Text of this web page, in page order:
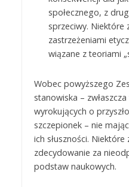
społecznego, z
sprzeciwy. Niektóre
zastrzeżeniami
wiązane z teoriami
Wobec powyższego
stanowiska –
wyrokujących o
szczepionek – nie
ich słuszności. Niektóre
zdecydowanie za
podstaw naukowych.